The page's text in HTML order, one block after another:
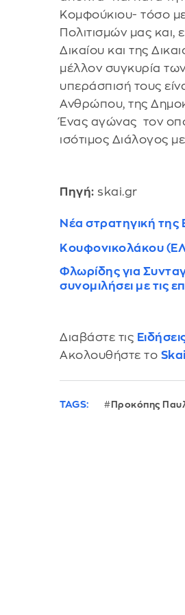
Κομφούκιου- τόσο
Πολιτισμών μας και,
Δικαίου και της
μέλλον συγκυρία
υπεράσπισή τους
Ανθρώπου, της
Ένας αγώνας τον
ισότιμος Διάλογος
Πηγή: skai.gr
Νέα στρατηγική της
Κουφονικολάκου
Φλωρίδης για
συνομιλήσει με τις
Διαβάστε τις
Ακολουθήστε το
TAGS: Προκόπης